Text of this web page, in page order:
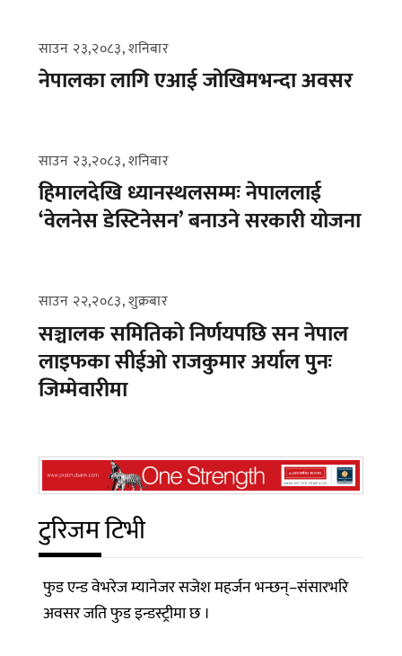
साउन २३,२०८३, शनिबार
नेपालका लागि एआई जोखिमभन्दा अवसर
साउन २३,२०८३, शनिबार
हिमालदेखि ध्यानस्थलसम्मः नेपाललाई
‘वेलनेस डेस्टिनेसन’ बनाउने सरकारी योजना
साउन २२,२०८३, शुक्रबार
सञ्चालक समितिको निर्णयपछि सन नेपाल
लाइफका सीईओ राजकुमार अर्याल पुनः
जिम्मेवारीमा
टुरिजम टिभी
फुड एन्ड वेभरेज म्यानेजर सजेश महर्जन भन्छन्–संसारभरि
अवसर जति फुड इन्डस्ट्रीमा छ ।